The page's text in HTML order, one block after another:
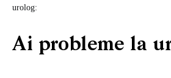
urolog:
Ai probleme la